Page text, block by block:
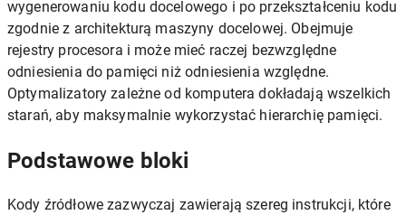
wygenerowaniu kodu docelowego i po przekształceniu kodu
zgodnie z architekturą maszyny docelowej. Obejmuje
rejestry procesora i może mieć raczej bezwzględne
odniesienia do pamięci niż odniesienia względne.
Optymalizatory zależne od komputera dokładają wszelkich
starań, aby maksymalnie wykorzystać hierarchię pamięci.
Podstawowe bloki
Kody źródłowe zazwyczaj zawierają szereg instrukcji, które